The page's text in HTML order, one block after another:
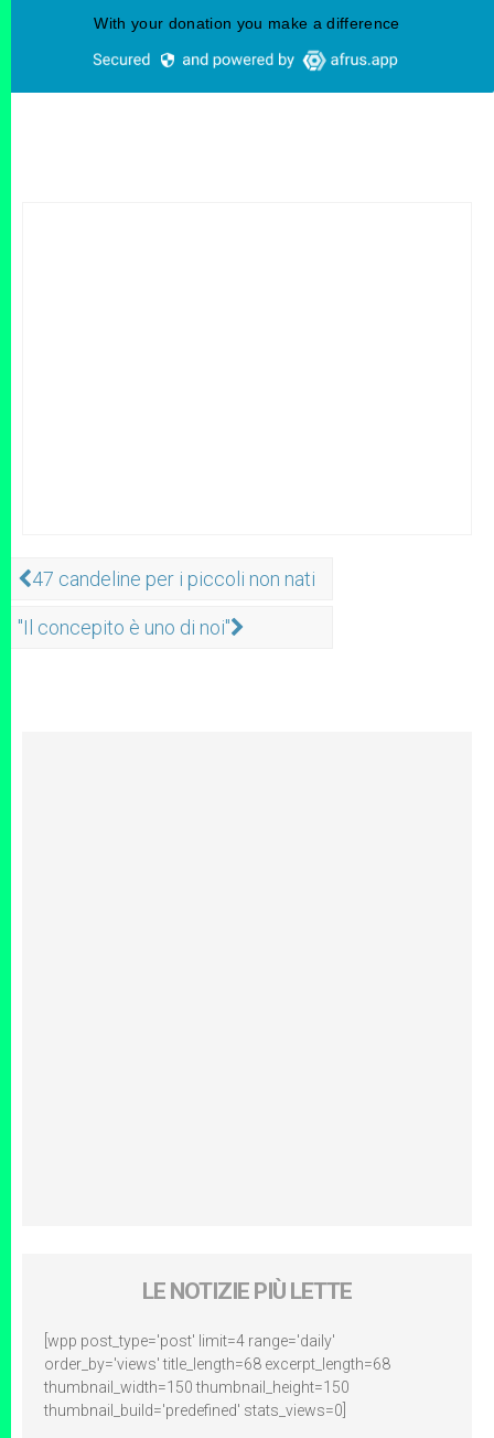
47 candeline per i piccoli non nati
"Il concepito è uno di noi"
LE NOTIZIE PIÙ LETTE
[wpp post_type='post' limit=4 range='daily'
order_by='views' title_length=68 excerpt_length=68
thumbnail_width=150 thumbnail_height=150
thumbnail_build='predefined' stats_views=0]